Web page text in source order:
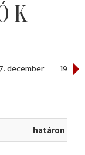
december 1997.
határon túli